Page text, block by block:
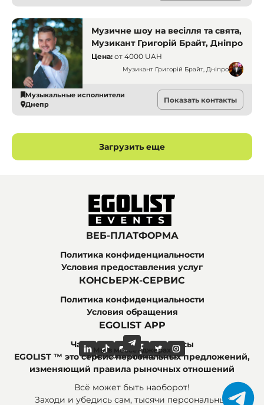
Музичне шоу на весілля та свята,
Музикант Григорій Брайт, Дніпро
Цена: от 4000 UAH
Музикант Григорій Брайт, Дніпро
Музыкальные исполнители
Днепр
Показать контакты
Загрузить еще
ВЕБ-ПЛАТФОРМА
Политика конфиденциальности
Условия предоставления услуг
КОНСЬЕРЖ-СЕРВИС
Политика конфиденциальности
Условия обращения
EGOLIST APP
Часто задаваемые вопросы
Мы в социальных сетях
Мы в мессенджерах
EGOLIST ™ это сервис персональных предложений,
изменяющий правила рыночных отношений
Всё может быть наоборот!
Заходи и убедись сам, тысячи персональных